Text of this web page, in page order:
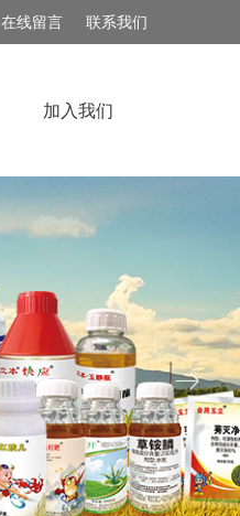
在线留言 联系我们
加入我们
ꁹ